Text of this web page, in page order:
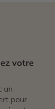
votre
un
pour